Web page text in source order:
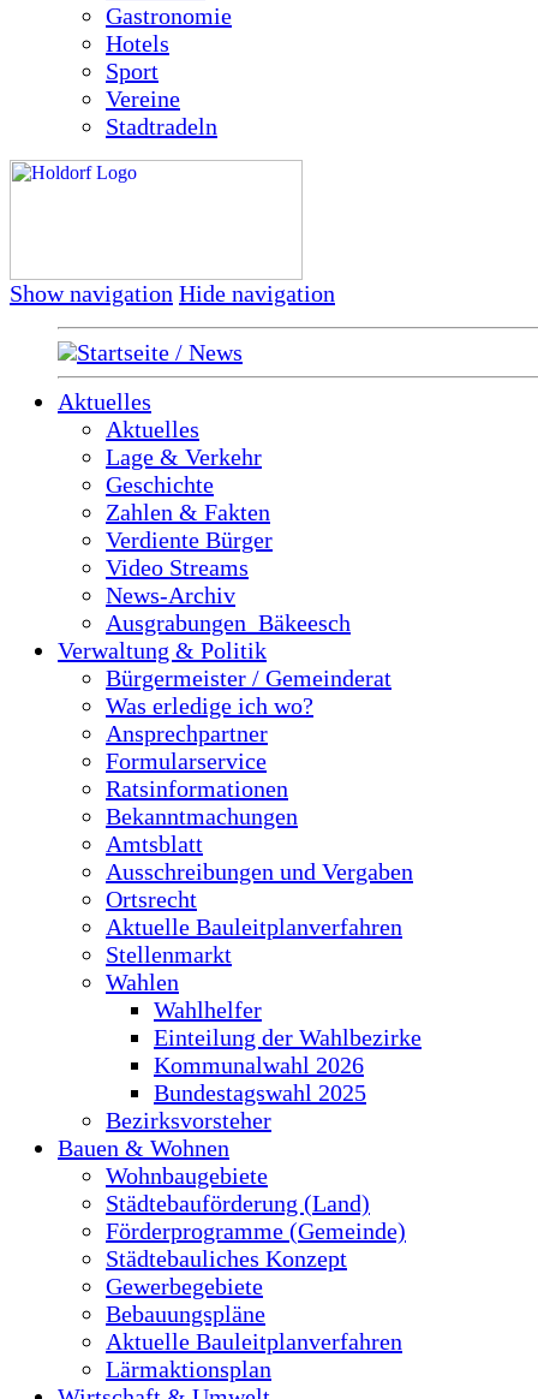
Gastronomie
Hotels
Sport
Vereine
Stadtradeln
Show navigation Hide navigation
Startseite / News
Aktuelles
Aktuelles
Lage & Verkehr
Geschichte
Zahlen & Fakten
Verdiente Bürger
Video Streams
News-Archiv
Ausgrabungen_Bäkeesch
Verwaltung & Politik
Bürgermeister / Gemeinderat
Was erledige ich wo?
Ansprechpartner
Formularservice
Ratsinformationen
Bekanntmachungen
Amtsblatt
Ausschreibungen und Vergaben
Ortsrecht
Aktuelle Bauleitplanverfahren
Stellenmarkt
Wahlen
Wahlhelfer
Einteilung der Wahlbezirke
Kommunalwahl 2026
Bundestagswahl 2025
Bezirksvorsteher
Bauen & Wohnen
Wohnbaugebiete
Städtebauförderung (Land)
Förderprogramme (Gemeinde)
Städtebauliches Konzept
Gewerbegebiete
Bebauungspläne
Aktuelle Bauleitplanverfahren
Lärmaktionsplan